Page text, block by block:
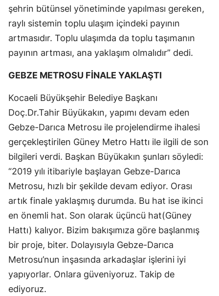
şehrin bütünsel yönetiminde yapılması gereken,
raylı sistemin toplu ulaşım içindeki payının
artmasıdır. Toplu ulaşımda da toplu taşımanın
payının artması, ana yaklaşım olmalıdır” dedi.
GEBZE METROSU FİNALE YAKLAŞTI
Kocaeli Büyükşehir Belediye Başkanı
Doç.Dr.Tahir Büyükakın, yapımı devam eden
Gebze-Darıca Metrosu ile projelendirme ihalesi
gerçekleştirilen Güney Metro Hattı ile ilgili de son
bilgileri verdi. Başkan Büyükakın şunları söyledi:
“2019 yılı itibariyle başlayan Gebze-Darıca
Metrosu, hızlı bir şekilde devam ediyor. Orası
artık finale yaklaşmış durumda. Bu hat ise ikinci
en önemli hat. Son olarak üçüncü hat(Güney
Hattı) kalıyor. Bizim bakışımıza göre başlanmış
bir proje, biter. Dolayısıyla Gebze-Darıca
Metrosu’nun inşasında arkadaşlar işlerini iyi
yapıyorlar. Onlara güveniyoruz. Takip de
ediyoruz.